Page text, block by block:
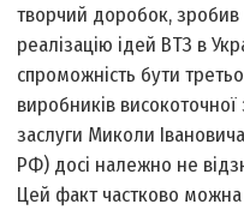
творчий доробок,
реалізацію ідей ВТЗ в
спроможність бути
виробників
заслуги Миколи
РФ) досі належно не
Цей факт частково